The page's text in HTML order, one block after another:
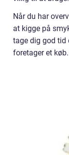
Når du har
at kigge på
tage dig god tid
foretager et køb.